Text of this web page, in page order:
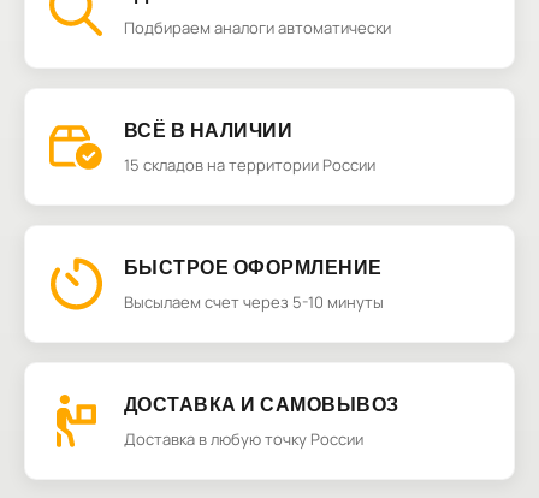
Подбираем аналоги автоматически
ВСЁ В НАЛИЧИИ
15 складов на территории России
БЫСТРОЕ ОФОРМЛЕНИЕ
Высылаем счет через 5-10 минуты
ДОСТАВКА И САМОВЫВОЗ
Доставка в любую точку России